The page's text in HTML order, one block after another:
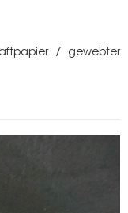
/ gewebter